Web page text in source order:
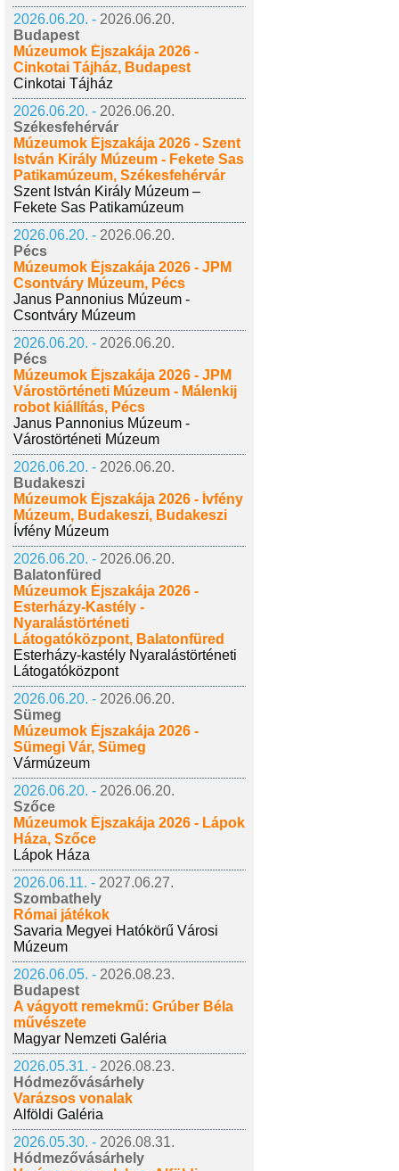
2026.06.20. - 2026.06.20.
Budapest
Múzeumok Éjszakája 2026 -
Cinkotai Tájház, Budapest
Cinkotai Tájház
2026.06.20. - 2026.06.20.
Székesfehérvár
Múzeumok Éjszakája 2026 - Szent
István Király Múzeum - Fekete Sas
Patikamúzeum, Székesfehérvár
Szent István Király Múzeum –
Fekete Sas Patikamúzeum
2026.06.20. - 2026.06.20.
Pécs
Múzeumok Éjszakája 2026 - JPM
Csontváry Múzeum, Pécs
Janus Pannonius Múzeum -
Csontváry Múzeum
2026.06.20. - 2026.06.20.
Pécs
Múzeumok Éjszakája 2026 - JPM
Várostörténeti Múzeum - Málenkij
robot kiállítás, Pécs
Janus Pannonius Múzeum -
Várostörténeti Múzeum
2026.06.20. - 2026.06.20.
Budakeszi
Múzeumok Éjszakája 2026 - Ívfény
Múzeum, Budakeszi, Budakeszi
Ívfény Múzeum
2026.06.20. - 2026.06.20.
Balatonfüred
Múzeumok Éjszakája 2026 -
Esterházy-Kastély -
Nyaralástörténeti
Látogatóközpont, Balatonfüred
Esterházy-kastély Nyaralástörténeti
Látogatóközpont
2026.06.20. - 2026.06.20.
Sümeg
Múzeumok Éjszakája 2026 -
Sümegi Vár, Sümeg
Vármúzeum
2026.06.20. - 2026.06.20.
Szőce
Múzeumok Éjszakája 2026 - Lápok
Háza, Szőce
Lápok Háza
2026.06.11. - 2027.06.27.
Szombathely
Római játékok
Savaria Megyei Hatókörű Városi
Múzeum
2026.06.05. - 2026.08.23.
Budapest
A vágyott remekmű: Grúber Béla
művészete
Magyar Nemzeti Galéria
2026.05.31. - 2026.08.23.
Hódmezővásárhely
Varázsos vonalak
Alföldi Galéria
2026.05.30. - 2026.08.31.
Hódmezővásárhely